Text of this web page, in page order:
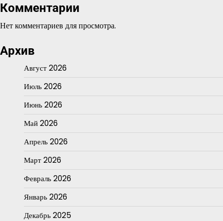
Комментарии
Нет комментариев для просмотра.
Архив
Август 2026
Июль 2026
Июнь 2026
Май 2026
Апрель 2026
Март 2026
Февраль 2026
Январь 2026
Декабрь 2025